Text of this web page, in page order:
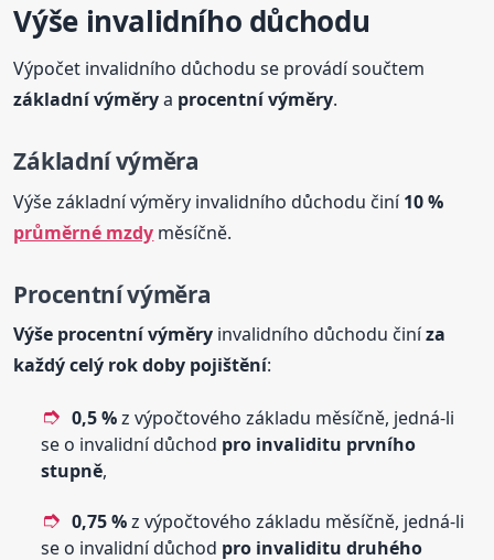
Výše invalidního důchodu
Výpočet invalidního důchodu se provádí součtem
základní výměrya procentní výměry.
Základní výměra
Výše základní výměry invalidního důchodu činí10 %
průměrné mzdy měsíčně.
Procentní výměra
Výše procentní výměry invalidního důchodu činíza
každý celý rok doby pojištění:
0,5 %z výpočtového základu měsíčně, jedná-li
se o invalidní důchod pro invaliditu prvního
stupně,
0,75 %z výpočtového základu měsíčně, jedná-li
se o invalidní důchod pro invaliditu druhého